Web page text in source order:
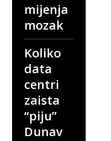
mijenja
mozak
Koliko
data
centri
zaista
“piju”
Dunav